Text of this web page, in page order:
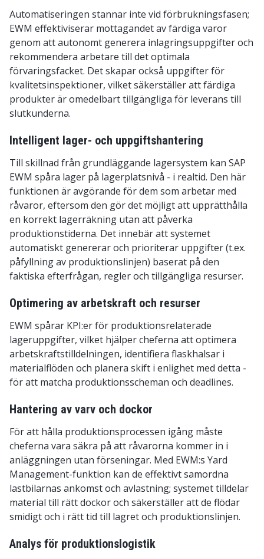
Automatiseringen stannar inte vid förbrukningsfasen;
EWM effektiviserar mottagandet av färdiga varor
genom att autonomt generera inlagringsuppgifter och
rekommendera arbetare till det optimala
förvaringsfacket. Det skapar också uppgifter för
kvalitetsinspektioner, vilket säkerställer att färdiga
produkter är omedelbart tillgängliga för leverans till
slutkunderna.
Intelligent lager- och uppgiftshantering
Till skillnad från grundläggande lagersystem kan SAP
EWM spåra lager på lagerplatsnivå - i realtid. Den här
funktionen är avgörande för dem som arbetar med
råvaror, eftersom den gör det möjligt att upprätthålla
en korrekt lagerräkning utan att påverka
produktionstiderna. Det innebär att systemet
automatiskt genererar och prioriterar uppgifter (t.ex.
påfyllning av produktionslinjen) baserat på den
faktiska efterfrågan, regler och tillgängliga resurser.
Optimering av arbetskraft och resurser
EWM spårar KPI:er för produktionsrelaterade
lageruppgifter, vilket hjälper cheferna att optimera
arbetskraftstilldelningen, identifiera flaskhalsar i
materialflöden och planera skift i enlighet med detta -
för att matcha produktionsscheman och deadlines.
Hantering av varv och dockor
För att hålla produktionsprocessen igång måste
cheferna vara säkra på att råvarorna kommer in i
anläggningen utan förseningar. Med EWM:s Yard
Management-funktion kan de effektivt samordna
lastbilarnas ankomst och avlastning; systemet tilldelar
material till rätt dockor och säkerställer att de flödar
smidigt och i rätt tid till lagret och produktionslinjen.
Analys för produktionslogistik